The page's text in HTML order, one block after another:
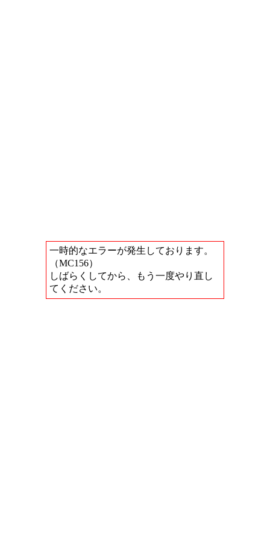
一時的なエラーが発生しております。
（MC156）
しばらくしてから、もう一度やり直し
てください。